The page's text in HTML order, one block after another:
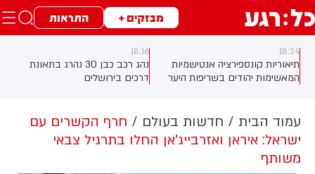
מבזקים + התראות
18:24
תיאוריות קונספירציה אנטישמיות
המאשימות יהודים בשריפות היער
מניתוח חדש של CyberWell, ארגון
המנטר אנטישמיות ברשת. הדו"ח
מצא כי פוסטים זהים ב-X שותפו
בצרפתית, אנגלית וספרדית, בטענה
18:16
נהג רכב כבן 30 נהרג בתאונת
דרכים בירושלים
עמוד הבית חדשות בעולם
חרף הקשרים עם
ישראל: איראן ואזרבייג'אן החלו בתרגיל צבאי
משותף